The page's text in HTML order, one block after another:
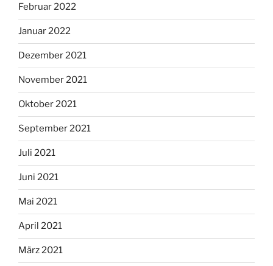
Februar 2022
Januar 2022
Dezember 2021
November 2021
Oktober 2021
September 2021
Juli 2021
Juni 2021
Mai 2021
April 2021
März 2021